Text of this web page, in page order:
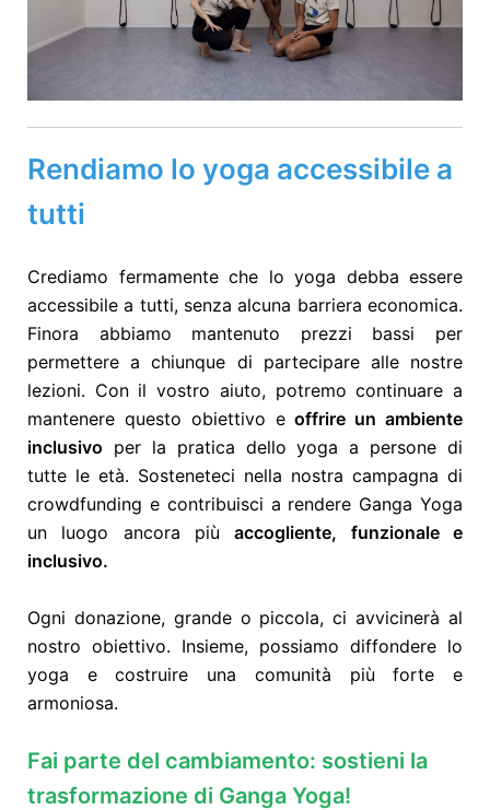
Rendiamo lo yoga accessibile a
tutti
Crediamo fermamente che lo yoga debba essere
accessibile a tutti, senza alcuna barriera economica.
Finora abbiamo mantenuto prezzi bassi per
permettere a chiunque di partecipare alle nostre
lezioni. Con il vostro aiuto, potremo continuare a
mantenere questo obiettivo eoffrire un ambiente
inclusivo per la pratica dello yoga a persone di
tutte le età. Sosteneteci nella nostra campagna di
crowdfunding e contribuisci a rendere Ganga Yoga
un luogo ancora piùaccogliente, funzionale e
inclusivo.
Ogni donazione, grande o piccola, ci avvicinerà al
nostro obiettivo. Insieme, possiamo diffondere lo
yoga e costruire una comunità più forte e
armoniosa.
Fai parte del cambiamento: sostieni la
trasformazione di Ganga Yoga!